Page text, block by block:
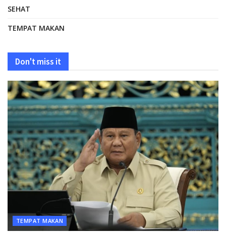
SEHAT
TEMPAT MAKAN
Don't miss it
TEMPAT MAKAN